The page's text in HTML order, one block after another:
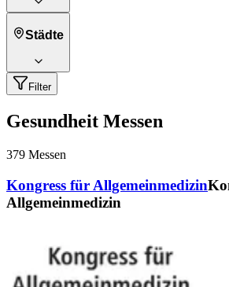
Städte
Filter
Gesundheit Messen
379 Messen
Kongress für Allgemeinmedizin
Allgemeinmedizin